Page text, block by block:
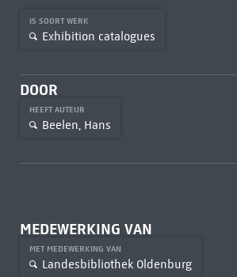
IS SOORT WERK
Exhibition catalogues
DOOR
HEEFT AUTEUR
Beelen, Hans
MEDEWERKING VAN
MET MEDEWERKING VAN
Landesbibliothek Oldenburg